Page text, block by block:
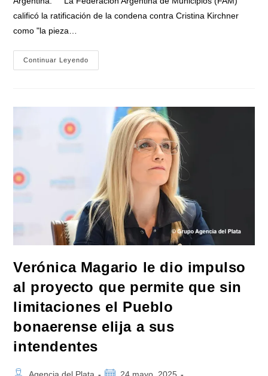
calificó la ratificación de la condena contra Cristina Kirchner
como "la pieza…
Continuar Leyendo
|
Rechazaron
Proscripción
Cristina
Kirchner:
Cepo
Voto
Popular»
Verónica Magario le dio impulso
al proyecto que permite que sin
limitaciones el Pueblo
bonaerense elija a sus
intendentes
Autor
Publicación